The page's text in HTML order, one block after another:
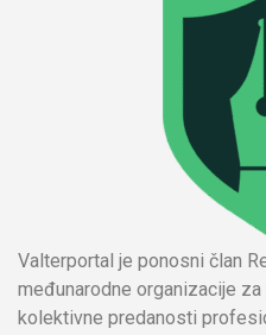
Valterportal je ponosni član
međunarodne organizacije
kolektivne predanosti